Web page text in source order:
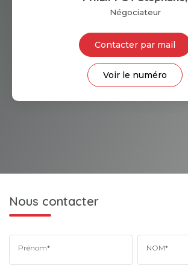
Négociateur
Contacter par mail
Voir le numéro
Nous contacter
Prénom* NOM*